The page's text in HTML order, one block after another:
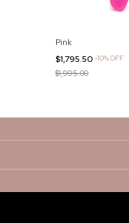
Pink
$1,795.50 -10%OFF
$1,995.00